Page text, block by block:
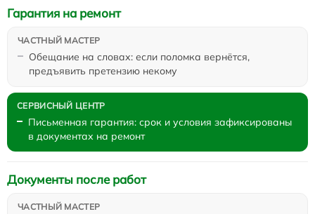
Обещание на словах: если поломка вернётся,
предъявить претензию некому
Гарантия на ремонт
Письменная гарантия: срок и условия зафиксированы
в документах на ремонт
Документы после работ